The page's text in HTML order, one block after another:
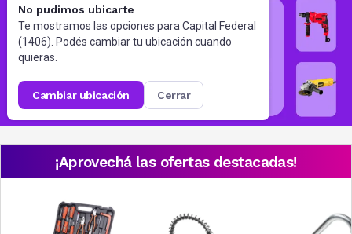
No pudimos ubicarte
Te mostramos las opciones para Capital Federal
(1406). Podés cambiar tu ubicación cuando
quieras.
cambiar ubicación cerrar
¡Aprovechá las ofertas destacadas!